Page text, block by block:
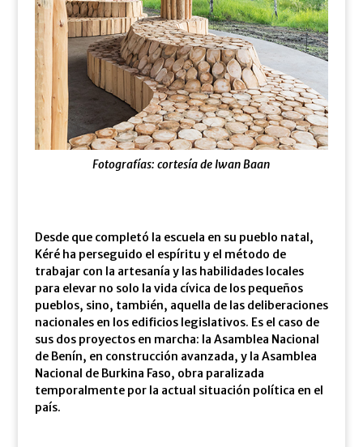
Fotografías: cortesía de Iwan Baan
Desde que completó la escuela en su pueblo natal,
Kéré ha perseguido el espíritu y el método de
trabajar con la artesanía y las habilidades locales
para elevar no solo la vida cívica de los pequeños
pueblos, sino, también, aquella de las deliberaciones
nacionales en los edificios legislativos. Es el caso de
sus dos proyectos en marcha: la Asamblea Nacional
de Benín, en construcción avanzada, y la Asamblea
Nacional de Burkina Faso, obra paralizada
temporalmente por la actual situación política en el
país.